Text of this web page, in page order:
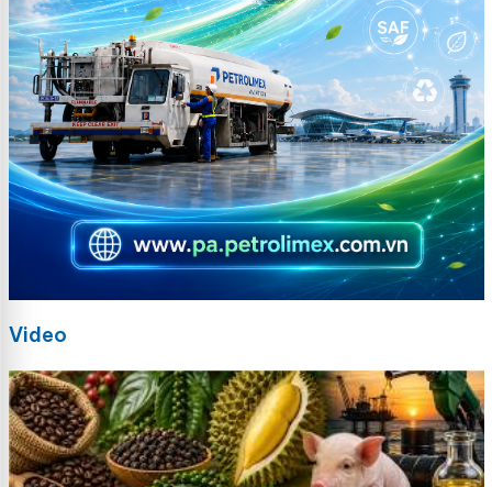
Video